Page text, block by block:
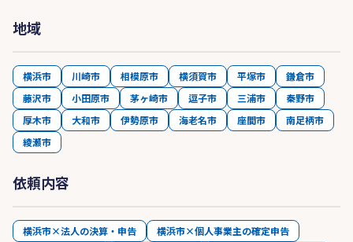
地域
横浜市 川崎市 相模原市 横須賀市 平塚市
鎌倉市
藤沢市
小田原市 茅ヶ崎市 逗子市 三浦市
秦野市
厚木市
大和市 伊勢原市 海老名市 座間市
南足柄市
綾瀬市
依頼内容
横浜市×法人の決算・申告
横浜市×個人事業主の確定申告